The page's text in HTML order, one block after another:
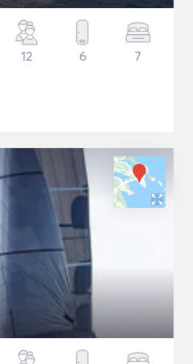
12 6 7